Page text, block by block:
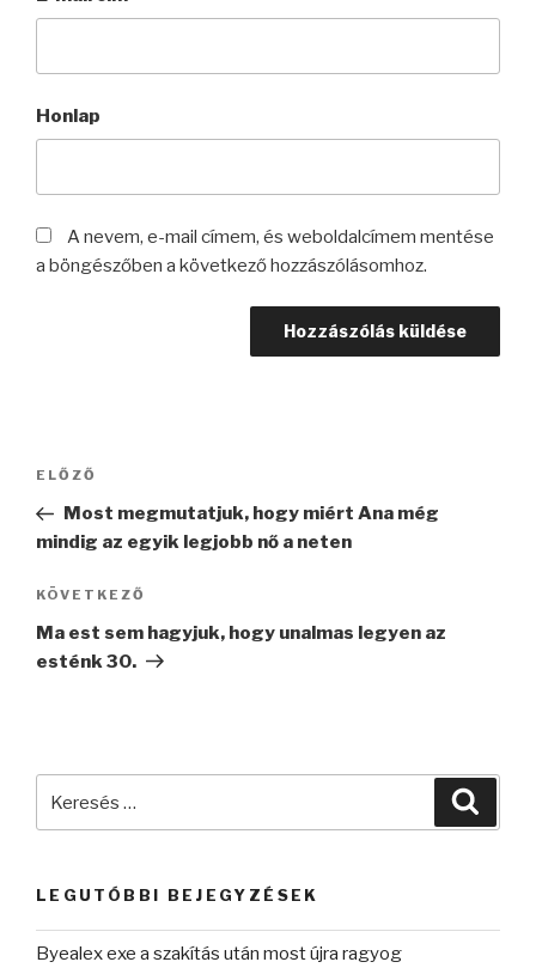
Honlap
A nevem, e-mail címem, és weboldalcímem mentése
a böngészőben a következő hozzászólásomhoz.
Bejegyzés
Korábbi
bejegyzés
ELŐZŐ
Most megmutatjuk, hogy miért Ana még
mindig az egyik legjobb nő a neten
Következő
bejegyzés
KÖVETKEZŐ
Ma est sem hagyjuk, hogy unalmas legyen az
esténk 30.
LEGUTÓBBI BEJEGYZÉSEK
Byealex exe a szakítás után most újra ragyog